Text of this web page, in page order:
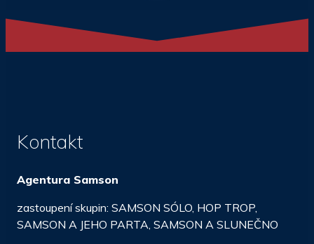
Kontakt
Agentura Samson
zastoupení skupin: SAMSON SÓLO, HOP TROP,
SAMSON A JEHO PARTA, SAMSON A SLUNEČNO